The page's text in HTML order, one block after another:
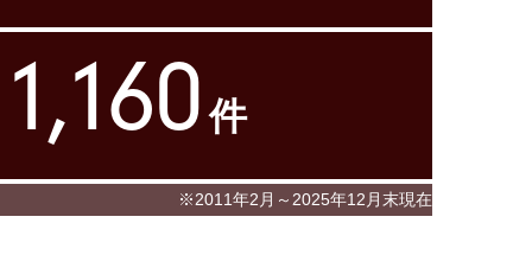
1,160 件
※2011年2月～2025年12月末現在